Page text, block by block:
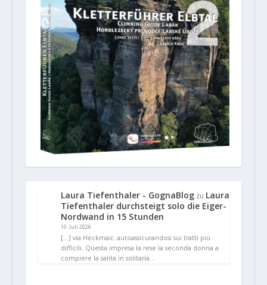
Laura Tiefenthaler - GognaBlogzu Laura
Tiefenthaler durchsteigt solo die Eiger-
Nordwand in 15 Stunden
10. Juli 2026
[…] via Heckmair, autoassicurandosi sui tratti più
difficili. Questa impresa la rese la seconda donna a
compiere la salita in solitaria…